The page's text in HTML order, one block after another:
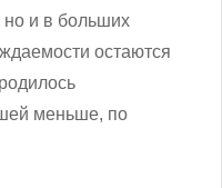
но и в больших
остаются
меньше, по